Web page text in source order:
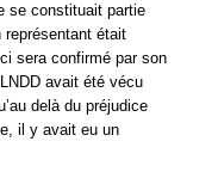
se constituait partie
était
sera confirmé par son
avait été vécu
delà du préjudice
il y avait eu un